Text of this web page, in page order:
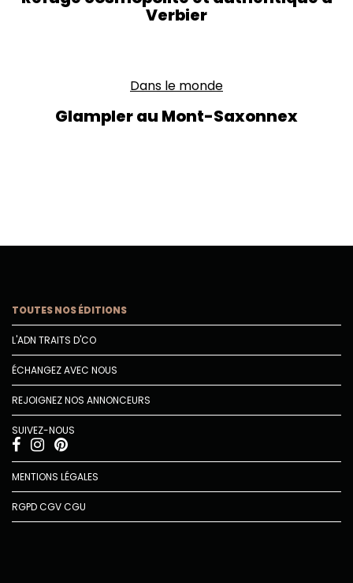
Verbier
Dans le monde
Glampler au Mont-Saxonnex
TOUTES NOS ÉDITIONS
L'ADN TRAITS D'CO
ÉCHANGEZ AVEC NOUS
REJOIGNEZ NOS ANNONCEURS
SUIVEZ-NOUS
MENTIONS LÉGALES
RGPDCGVCGU